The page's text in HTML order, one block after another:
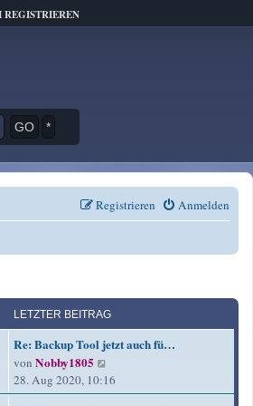
*
Anmelden
Registrieren
LETZTER BEITRAG
L
e
t
z
Re: Backup Tool jetzt auch fü…
von Nobby1805
e
u
28. Aug 2020, 10:16